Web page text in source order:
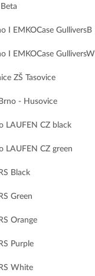
I EMKOCase GulliversB
I EMKOCase GulliversW
ZŠ Tasovice
- Husovice
LAUFEN CZ black
LAUFEN CZ green
Black
Green
Orange
Purple
White